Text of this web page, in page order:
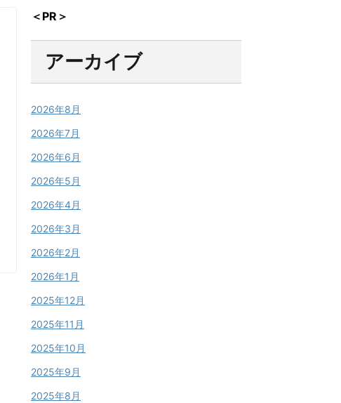
＜PR＞
アーカイブ
2026年8月
2026年7月
2026年6月
2026年5月
2026年4月
2026年3月
2026年2月
2026年1月
2025年12月
2025年11月
2025年10月
2025年9月
2025年8月